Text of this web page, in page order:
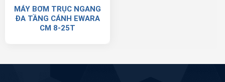
MÁY BƠM TRỤC NGANG
ĐA TẦNG CÁNH EWARA
CM 8-25T